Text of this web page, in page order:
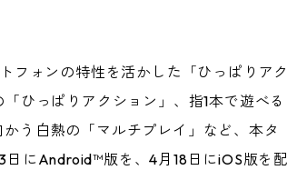
フォンの特性を活かした「ひっぱりアク
ひっぱりアクション」、指1本で遊べる
う白熱の「マルチプレイ」など、本タ
にAndroid™版を、4月18日にiOS版を配